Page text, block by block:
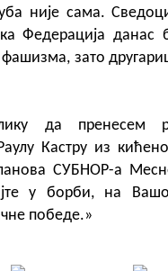
није сама.
Федерација данас
зато
да пренесем
Кастру из
СУБНОР-а
у борби, на
победе.»